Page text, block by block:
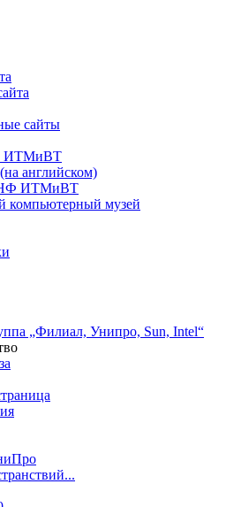
сайты
ИТМиВТ
английском)
НФ ИТМиВТ
компьютерный музей
„Филиал, Унипро, Sun, Intel“